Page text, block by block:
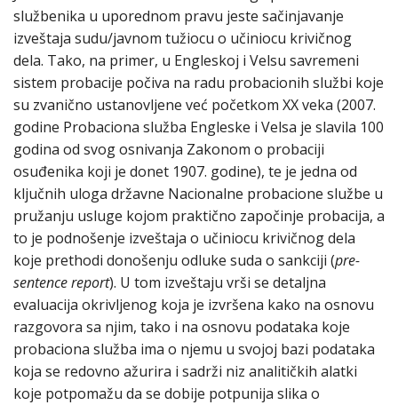
službenika u uporednom pravu jeste sačinjavanje
izveštaja sudu/javnom tužiocu o učiniocu krivičnog
dela. Tako, na primer, u Engleskoj i Velsu savremeni
sistem probacije počiva na radu probacionih službi koje
su zvanično ustanovljene već početkom XX veka (2007.
godine Probaciona služba Engleske i Velsa je slavila 100
godina od svog osnivanja Zakonom o probaciji
osuđenika koji je donet 1907. godine), te je jedna od
ključnih uloga državne Nacionalne probacione službe u
pružanju usluge kojom praktično započinje probacija, a
to je podnošenje izveštaja o učiniocu krivičnog dela
koje prethodi donošenju odluke suda o sankciji (pre-
sentence report). U tom izveštaju vrši se detaljna
evaluacija okrivljenog koja je izvršena kako na osnovu
razgovora sa njim, tako i na osnovu podataka koje
probaciona služba ima o njemu u svojoj bazi podataka
koja se redovno ažurira i sadrži niz analitičkih alatki
koje potpomažu da se dobije potpunija slika o